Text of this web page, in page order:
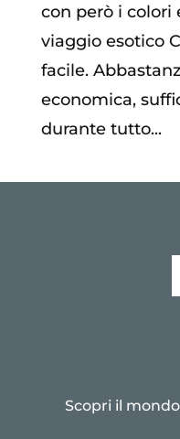
con però i colori
viaggio esotico
facile.
economica,
durante tutto...
Scopri il